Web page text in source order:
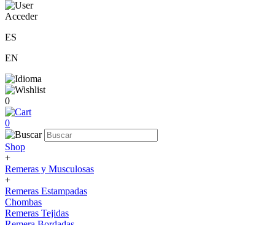
Acceder
ES
EN
0
0
Shop
+
Remeras y Musculosas
+
Remeras Estampadas
Chombas
Remeras Tejidas